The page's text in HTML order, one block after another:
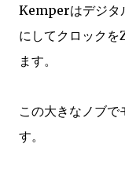
Kemperはデジタ
にしてクロック
ます。
この大きなノブで
す。